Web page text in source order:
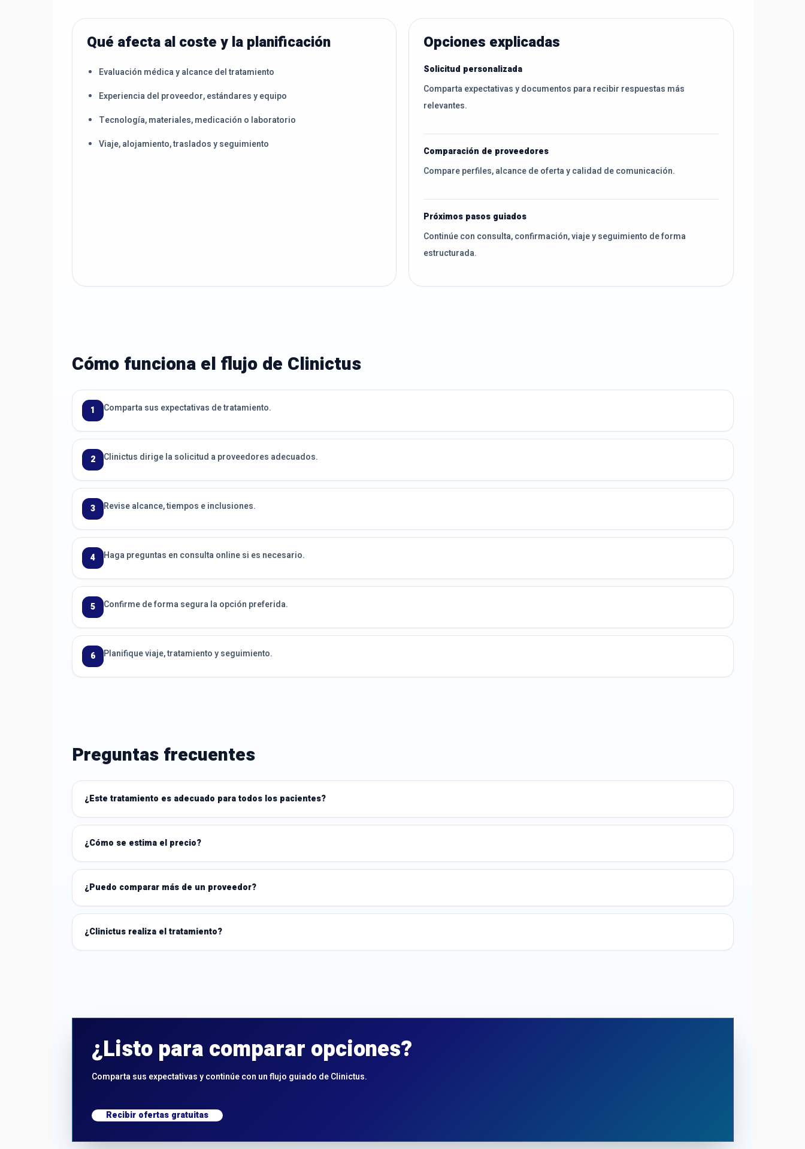
Qué afecta al coste y la planificación
Evaluación médica y alcance del tratamiento
Experiencia del proveedor, estándares y equipo
Tecnología, materiales, medicación o laboratorio
Viaje, alojamiento, traslados y seguimiento
Opciones explicadas
Solicitud personalizada
Comparta expectativas y documentos para recibir respuestas más
relevantes.
Comparación de proveedores
Compare perfiles, alcance de oferta y calidad de comunicación.
Próximos pasos guiados
Continúe con consulta, confirmación, viaje y seguimiento de forma
estructurada.
Cómo funciona el flujo de Clinictus
1 Comparta sus expectativas de tratamiento.
2 Clinictus dirige la solicitud a proveedores adecuados.
3 Revise alcance, tiempos e inclusiones.
4 Haga preguntas en consulta online si es necesario.
5 Confirme de forma segura la opción preferida.
6 Planifique viaje, tratamiento y seguimiento.
Preguntas frecuentes
¿Este tratamiento es adecuado para todos los pacientes?
¿Cómo se estima el precio?
¿Puedo comparar más de un proveedor?
¿Clinictus realiza el tratamiento?
¿Listo para comparar opciones?
Comparta sus expectativas y continúe con un flujo guiado de Clinictus.
Recibir ofertas gratuitas